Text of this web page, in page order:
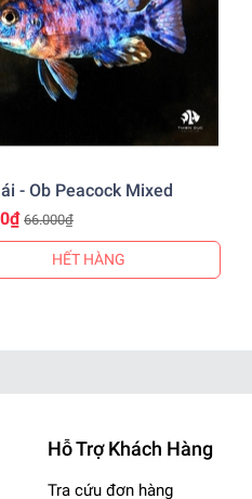
Chi
- Ob Peacock Mixed
66.000₫
HẾT HÀNG
Hỗ Trợ Khách Hàng
Tra cứu đơn hàng